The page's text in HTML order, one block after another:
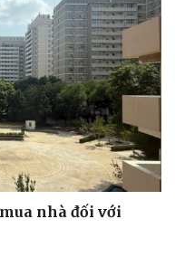
nhà đối với